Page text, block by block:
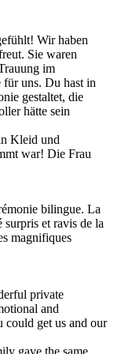
Wir haben
Sie waren
im
für uns. Du hast in
gestaltet, die
hätte sein
Kleid und
war! Die Frau
bilingue. La
surpris et ravis de la
magnifiques
private
and
could get us and our
gave the same